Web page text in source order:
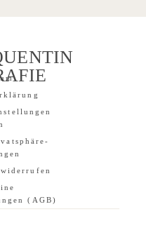
(AGB)